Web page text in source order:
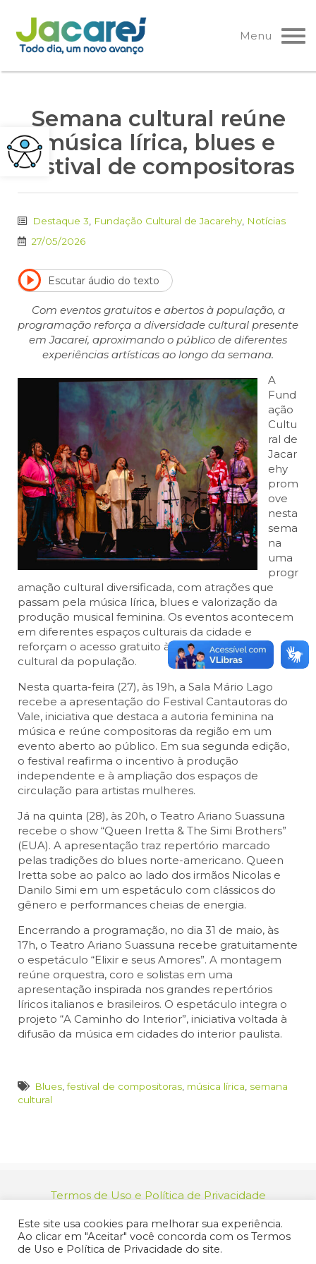
Pular
para
o
Menu
Semana cultural reúne
música lírica, blues e
festival de compositoras
Destaque 3 Fundação Cultural de Jacarehy Notícias
27/05/2026
Escutar áudio do texto
Com eventos gratuitos e abertos à população, a
programação reforça a diversidade cultural presente
em Jacareí, aproximando o público de diferentes
experiências artísticas ao longo da semana.
A
Fund
ação
Cultu
ral de
Jacar
ehy
prom
ove
nesta
sema
na
uma
progr
amação cultural diversificada, com atrações que
passam pela música lírica, blues e valorização da
produção musical feminina. Os eventos acontecem
em diferentes espaços culturais da cidade e
reforçam o acesso gratuito à arte e à formação
cultural da população.
Nesta quarta-feira (27), às 19h, a Sala Mário Lago
recebe a apresentação do Festival Cantautoras do
Vale, iniciativa que destaca a autoria feminina na
música e reúne compositoras da região em um
evento aberto ao público. Em sua segunda edição,
o festival reafirma o incentivo à produção
independente e à ampliação dos espaços de
circulação para artistas mulheres.
Já na quinta (28), às 20h, o Teatro Ariano Suassuna
recebe o show “Queen Iretta & The Simi Brothers”
(EUA). A apresentação traz repertório marcado
pelas tradições do blues norte-americano. Queen
Iretta sobe ao palco ao lado dos irmãos Nicolas e
Danilo Simi em um espetáculo com clássicos do
gênero e performances cheias de energia.
Encerrando a programação, no dia 31 de maio, às
17h, o Teatro Ariano Suassuna recebe gratuitamente
o espetáculo “Elixir e seus Amores”. A montagem
reúne orquestra, coro e solistas em uma
apresentação inspirada nos grandes repertórios
líricos italianos e brasileiros. O espetáculo integra o
projeto “A Caminho do Interior”, iniciativa voltada à
difusão da música em cidades do interior paulista.
Blues ,festival de compositoras música lírica semana
cultural
Termos de Uso e Política de Privacidade
46.694.139/0001-83 | (12) 3955-9000
Endereço: Praça dos Três Poderes, 73 - Centro -
Jacareí/SP - CEP 12327-170
Este site usa cookies para melhorar sua experiência.
Ao clicar em "Aceitar" você concorda com os Termos
de Uso e Política de Privacidade do site.